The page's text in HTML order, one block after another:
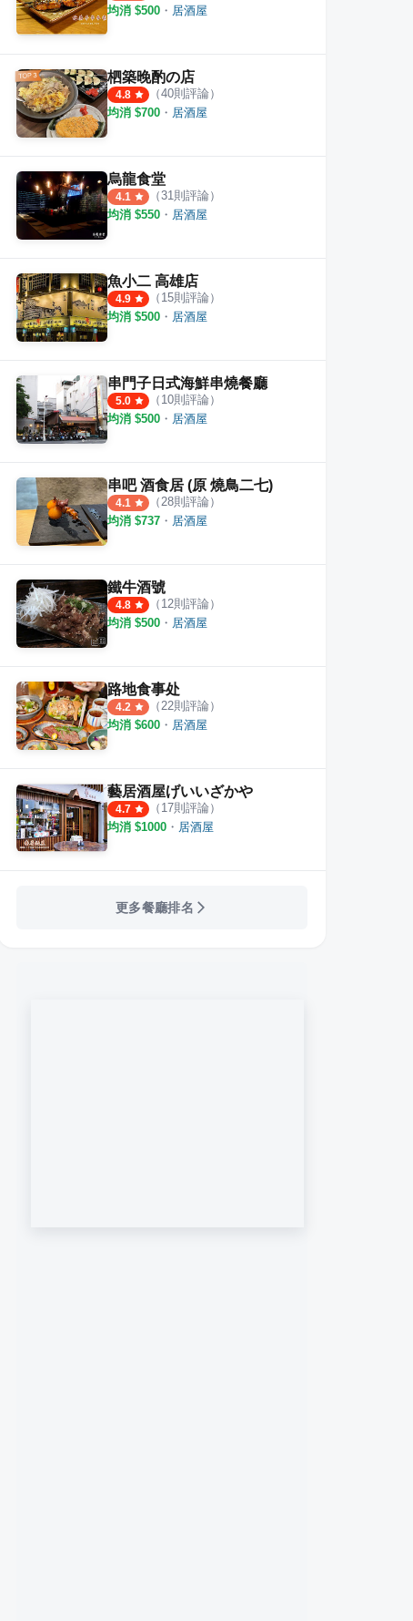
均消 $500 ・ 居酒屋
柶築晚酌の店
4.8 （40則評論）
均消 $700 ・ 居酒屋
烏龍食堂
4.1 （31則評論）
均消 $550 ・ 居酒屋
魚小二 高雄店
4.9 （ 15則評論）
均消 $500 ・ 居酒屋
串門子日式海鮮串燒餐廳
5.0 （ 10則評論）
均消 $500 ・ 居酒屋
串吧 酒食居 (原 燒鳥二七)
4.1 （28則評論）
均消 $737 ・ 居酒屋
鐵牛酒號
4.8 （ 12則評論）
均消 $500 ・ 居酒屋
路地食事处
4.2 （22則評論）
均消 $600 ・ 居酒屋
藝居酒屋げいいざかや
4.7 （ 17則評論）
均消 $1000 ・ 居酒屋
更多餐廳排名